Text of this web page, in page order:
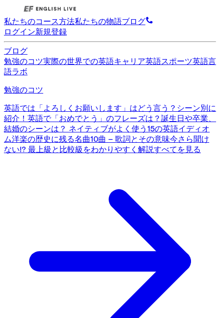
私たちのコース方法私たちの物語ブログ
ログイン新規登録
ブログ
勉強のコツ実際の世界での英語キャリア英語スポーツ英語言
語ラボ
勉強のコツ
英語では「よろしくお願いします」はどう言う？シーン別に
紹介！ 英語で「おめでとう」のフレーズは？誕生日や卒業、
結婚のシーンは？ ネイティブがよく使う15の英語イディオ
ム洋楽の歴史に残る名曲10曲 – 歌詞とその意味今さら聞け
ない!? 最上級と比較級をわかりやすく解説すべてを見る